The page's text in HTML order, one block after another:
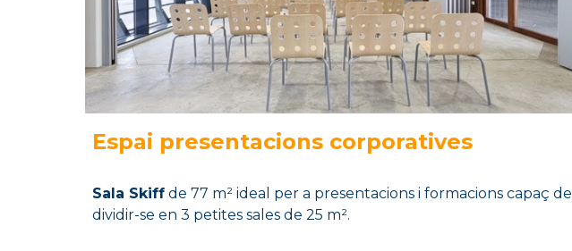
Espai presentacions corporatives
Sala Skiffde 77 m² ideal per a presentacions i formacions capaç de
dividir-se en 3 petites sales de 25 m².